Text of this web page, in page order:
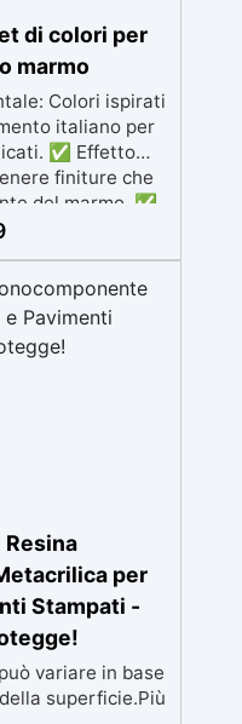
di colori per
marmo
Colori ispirati
italiano per
✅ Effetto
finiture che
del marmo. ✅
possono essere
per Progetti
d'arte,
artigianali.
Aggiungi un
per
Stampati -
variare in base
superficie.Più